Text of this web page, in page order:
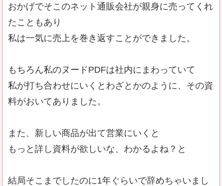
おかげでそこのネット通販会社が親身に売ってくれ
たこともあり
私は一気に売上を巻き返すことができました。
もちろん私のヌードPDFは社内にまわっていて
私が打ち合わせにいくとわざとかのように、その資
料がおいてありました。
また、新しい商品が出て営業にいくと
もっと詳し資料が欲しいな、わかるよね？と
結局そこまでしたのに1年ぐらいで辞めちゃいまし